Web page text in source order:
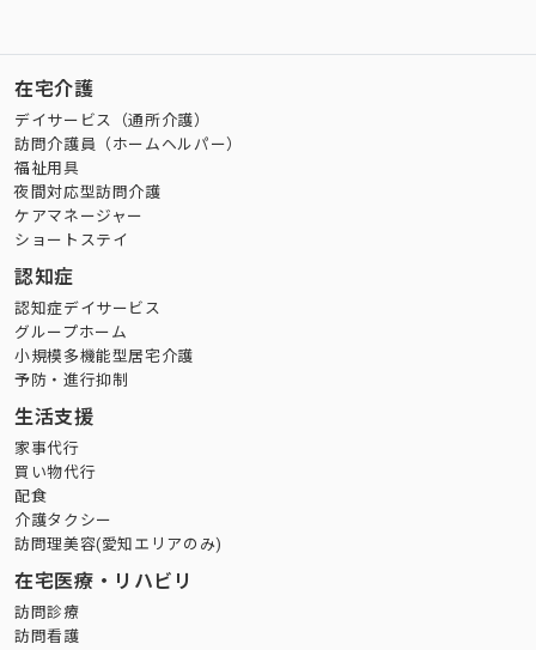
在宅介護
デイサービス（通所介護）
訪問介護員（ホームヘルパー）
福祉用具
夜間対応型訪問介護
ケアマネージャー
ショートステイ
認知症
認知症デイサービス
グループホーム
小規模多機能型居宅介護
予防・進行抑制
生活支援
家事代行
買い物代行
配食
介護タクシー
訪問理美容(愛知エリアのみ)
在宅医療・リハビリ
訪問診療
訪問看護